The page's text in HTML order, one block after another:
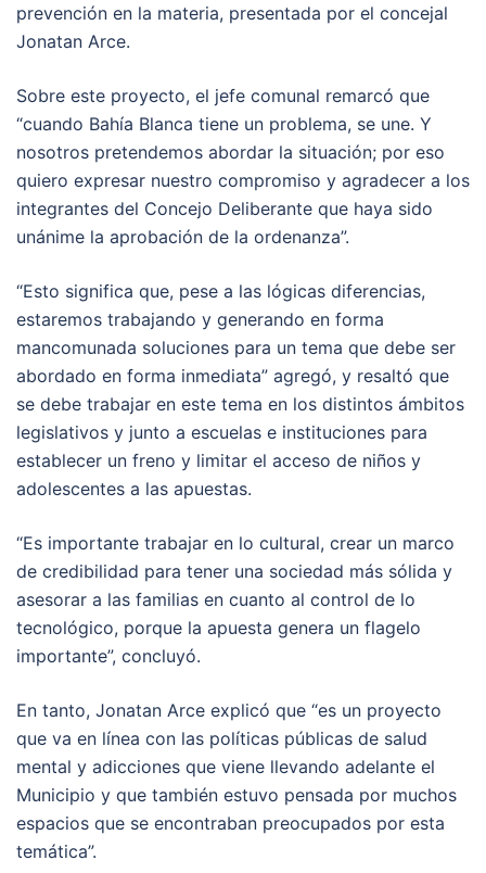
prevención en la materia, presentada por el concejal
Jonatan Arce.
Sobre este proyecto, el jefe comunal remarcó que
“cuando Bahía Blanca tiene un problema, se une. Y
nosotros pretendemos abordar la situación; por eso
quiero expresar nuestro compromiso y agradecer a los
integrantes del Concejo Deliberante que haya sido
unánime la aprobación de la ordenanza”.
“Esto significa que, pese a las lógicas diferencias,
estaremos trabajando y generando en forma
mancomunada soluciones para un tema que debe ser
abordado en forma inmediata” agregó, y resaltó que
se debe trabajar en este tema en los distintos ámbitos
legislativos y junto a escuelas e instituciones para
establecer un freno y limitar el acceso de niños y
adolescentes a las apuestas.
“Es importante trabajar en lo cultural, crear un marco
de credibilidad para tener una sociedad más sólida y
asesorar a las familias en cuanto al control de lo
tecnológico, porque la apuesta genera un flagelo
importante”, concluyó.
En tanto, Jonatan Arce explicó que “es un proyecto
que va en línea con las políticas públicas de salud
mental y adicciones que viene llevando adelante el
Municipio y que también estuvo pensada por muchos
espacios que se encontraban preocupados por esta
temática”.